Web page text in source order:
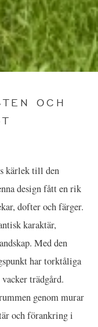
OCH
kärlek till den
design fått en rik
dofter och färger.
karaktär,
Med den
har torktåliga
trädgård.
genom murar
och förankring i